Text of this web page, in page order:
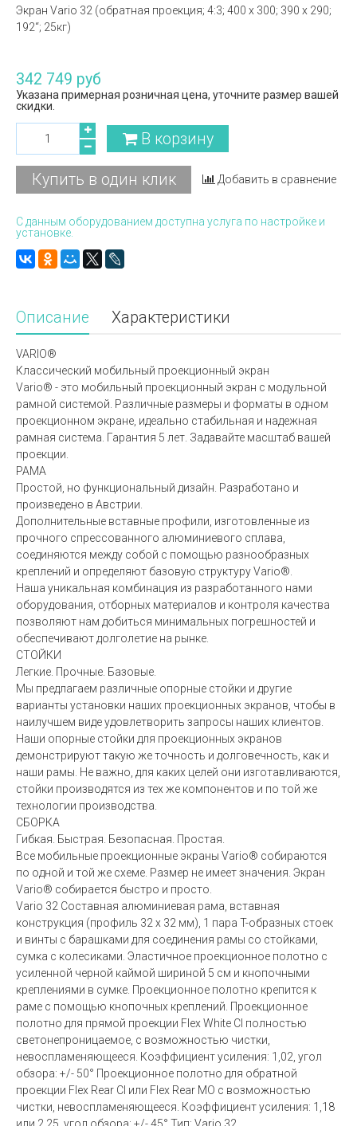
Экран Vario 32 (обратная проекция; 4:3; 400 x 300; 390 x 290;
192“; 25кг)
342 749 руб
Указана примерная розничная цена, уточните размер вашей
скидки.
В корзину
Купить в один клик Добавить в сравнение
С данным оборудованием доступна услуга по настройке и
установке.
Описание Характеристики
VARIO®
Классический мобильный проекционный экран
Vario® - это мобильный проекционный экран с модульной
рамной системой. Различные размеры и форматы в одном
проекционном экране, идеально стабильная и надежная
рамная система. Гарантия 5 лет. Задавайте масштаб вашей
проекции.
РАМА
Простой, но функциональный дизайн. Разработано и
произведено в Австрии.
Дополнительные вставные профили, изготовленные из
прочного спрессованного алюминиевого сплава,
соединяются между собой с помощью разнообразных
креплений и определяют базовую структуру Vario®.
Наша уникальная комбинация из разработанного нами
оборудования, отборных материалов и контроля качества
позволяют нам добиться минимальных погрешностей и
обеспечивают долголетие на рынке.
СТОЙКИ
Легкие. Прочные. Базовые.
Мы предлагаем различные опорные стойки и другие
варианты установки наших проекционных экранов, чтобы в
наилучшем виде удовлетворить запросы наших клиентов.
Наши опорные стойки для проекционных экранов
демонстрируют такую же точность и долговечность, как и
наши рамы. Не важно, для каких целей они изготавливаются,
стойки производятся из тех же компонентов и по той же
технологии производства.
СБОРКА
Гибкая. Быстрая. Безопасная. Простая.
Все мобильные проекционные экраны Vario® собираются
по одной и той же схеме. Размер не имеет значения. Экран
Vario® собирается быстро и просто.
Vario 32 Составная алюминиевая рама, вставная
конструкция (профиль 32 x 32 мм), 1 пара T-образных стоек
и винты с барашками для соединения рамы со стойками,
сумка с колесиками. Эластичное проекционное полотно с
усиленной черной каймой шириной 5 см и кнопочными
креплениями в сумке. Проекционное полотно крепится к
раме с помощью кнопочных креплений. Проекционное
полотно для прямой проекции Flex White CI полностью
светонепроницаемое, с возможностью чистки,
невоспламеняющееся. Коэффициент усиления: 1,02, угол
обзора: +/- 50° Проекционное полотно для обратной
проекции Flex Rear CI или Flex Rear MO с возможностью
чистки, невоспламеняющееся. Коэффициент усиления: 1,18
или 2,25, угол обзора: +/- 45° Тип: Vario 32